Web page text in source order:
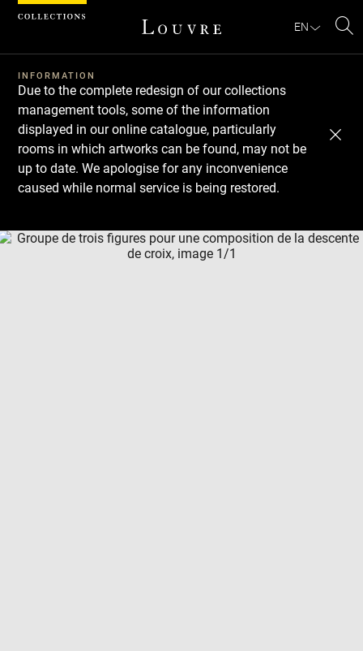
EN
INFORMATION
Due to the complete redesign of our collections
management tools, some of the information
displayed in our online catalogue, particularly
rooms in which artworks can be found, may not be
up to date. We apologise for any inconvenience
caused while normal service is being restored.
Download
Next
Previous
Cookies management panel